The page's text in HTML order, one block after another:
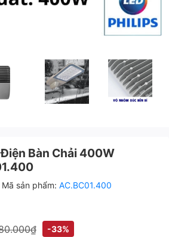
Chải 400W KITAWA AC.BC01.400
LED Điện Bàn Chải 400W KITAWA
Đèn Đường LED Điện Bàn Chải
Đèn Đường LED
Bàn Chải 400W
Mã sản phẩm: AC.BC01.400
-33%